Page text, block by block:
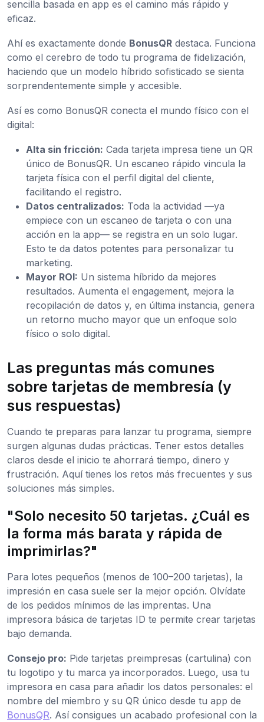
sencilla basada en app es el camino más rápido y
eficaz.
Ahí es exactamente donde BonusQR destaca. Funciona
como el cerebro de todo tu programa de fidelización,
haciendo que un modelo híbrido sofisticado se sienta
sorprendentemente simple y accesible.
Así es como BonusQR conecta el mundo físico con el
digital:
Alta sin fricción: Cada tarjeta impresa tiene un QR
único de BonusQR. Un escaneo rápido vincula la
tarjeta física con el perfil digital del cliente,
facilitando el registro.
Datos centralizados: Toda la actividad —ya
empiece con un escaneo de tarjeta o con una
acción en la app— se registra en un solo lugar.
Esto te da datos potentes para personalizar tu
marketing.
Mayor ROI: Un sistema híbrido da mejores
resultados. Aumenta el engagement, mejora la
recopilación de datos y, en última instancia, genera
un retorno mucho mayor que un enfoque solo
físico o solo digital.
Las preguntas más comunes
sobre tarjetas de membresía (y
sus respuestas)
Cuando te preparas para lanzar tu programa, siempre
surgen algunas dudas prácticas. Tener estos detalles
claros desde el inicio te ahorrará tiempo, dinero y
frustración. Aquí tienes los retos más frecuentes y sus
soluciones más simples.
"Solo necesito 50 tarjetas. ¿Cuál es
la forma más barata y rápida de
imprimirlas?"
Para lotes pequeños (menos de 100–200 tarjetas), la
impresión en casa suele ser la mejor opción. Olvídate
de los pedidos mínimos de las imprentas. Una
impresora básica de tarjetas ID te permite crear tarjetas
bajo demanda.
Consejo pro: Pide tarjetas preimpresas (cartulina) con
tu logotipo y tu marca ya incorporados. Luego, usa tu
impresora en casa para añadir los datos personales: el
nombre del miembro y su QR único desde tu app de
BonusQR. Así consigues un acabado profesional con la